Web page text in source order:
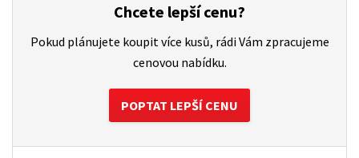
Chcete lepší cenu?
Pokud plánujete koupit více kusů, rádi Vám zpracujeme
cenovou nabídku.
POPTAT LEPŠÍ CENU